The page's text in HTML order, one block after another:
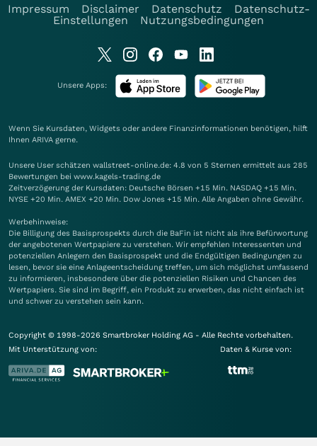
Impressum
Disclaimer Datenschutz
Datenschutz-
Einstellungen
Nutzungsbedingungen
Unsere Apps:
Wenn Sie Kursdaten, Widgets oder andere Finanzinformationen benötigen, hilft
Ihnen ARIVA gerne.
Unsere User schätzen wallstreet-online.de: 4.8 von 5 Sternen ermittelt aus 285
Bewertungen bei www.kagels-trading.de
Zeitverzögerung der Kursdaten: Deutsche Börsen +15 Min. NASDAQ +15 Min.
NYSE +20 Min. AMEX +20 Min. Dow Jones +15 Min. Alle Angaben ohne Gewähr.
Werbehinweise:
Die Billigung des Basisprospekts durch die BaFin ist nicht als ihre Befürwortung
der angebotenen Wertpapiere zu verstehen. Wir empfehlen Interessenten und
potenziellen Anlegern den Basisprospekt und die Endgültigen Bedingungen zu
lesen, bevor sie eine Anlageentscheidung treffen, um sich möglichst umfassend
zu informieren, insbesondere über die potenziellen Risiken und Chancen des
Wertpapiers. Sie sind im Begriff, ein Produkt zu erwerben, das nicht einfach ist
und schwer zu verstehen sein kann.
Copyright © 1998-2026 Smartbroker Holding AG - Alle Rechte vorbehalten.
Mit Unterstützung von:
Daten & Kurse von: